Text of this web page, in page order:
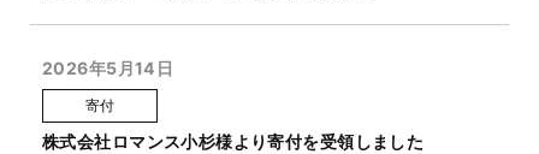
2026年5月14日
寄付
株式会社ロマンス小杉様より寄付を受領しました